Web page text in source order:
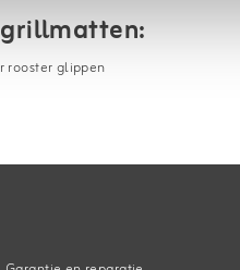
rooster glippen